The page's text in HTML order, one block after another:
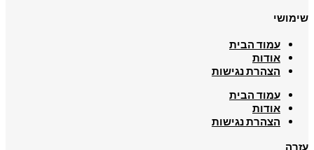
שימושי
עמוד הבית
אודות
הצהרת נגישות
עמוד הבית
אודות
הצהרת נגישות
עזרה